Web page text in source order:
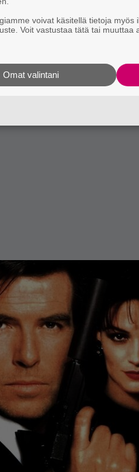
voivat käsitellä tietoja myös
Voit vastustaa tätä tai muuttaa
Omat valintani